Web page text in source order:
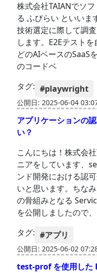
株式会社TAIANでソ
る ふびらい といいま
技術選定に際して調
します。E2Eテスト
どのAIベースのSaaS
のコードベ
タグ: #playwright
公開日: 2025-06-04
アプリケーションの
い？
こんにちは！株式会
ニアをしています、
ンド開発における認
いと思います。ちな
の骨組みとなる
を公開しましたので、
タグ: #アプリ
公開日: 2025-06-02
test-prof を使用した